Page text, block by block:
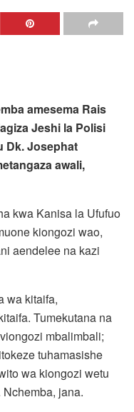
amesema Rais
Jeshi la Polisi
Dk. Josephat
awali,
kwa Kanisa la Ufufuo
kiongozi wao,
aendelee na kazi
wa kitaifa,
Tumekutana na
mbalimbali;
tuhamasishe
wa kiongozi wetu
Nchemba, jana.